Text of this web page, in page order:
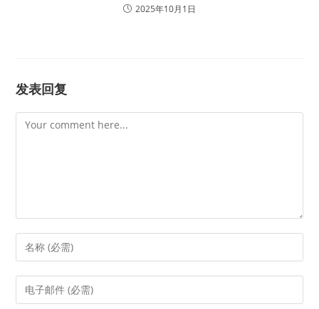
2025年10月1日
发表回复
Comment
Enter
your
name
Enter
your